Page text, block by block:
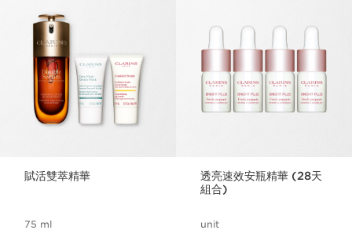
賦活雙萃精華
75 ml
透亮速效安瓶精華 (28天
組合)
unit